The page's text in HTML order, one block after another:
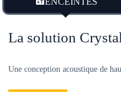
La solution
Une conception acoustique de